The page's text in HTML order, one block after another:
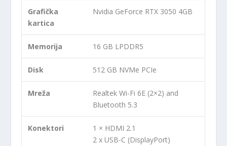
Grafička
kartica
Nvidia GeForce RTX 3050 4GB
Memorija 16 GB LPDDR5
Disk 512 GB NVMe PCIe
Mreža
Realtek Wi-Fi 6E (2×2) and
Bluetooth 5.3
Konektori
1 × HDMI 2.1
2 x USB-C (DisplayPort)